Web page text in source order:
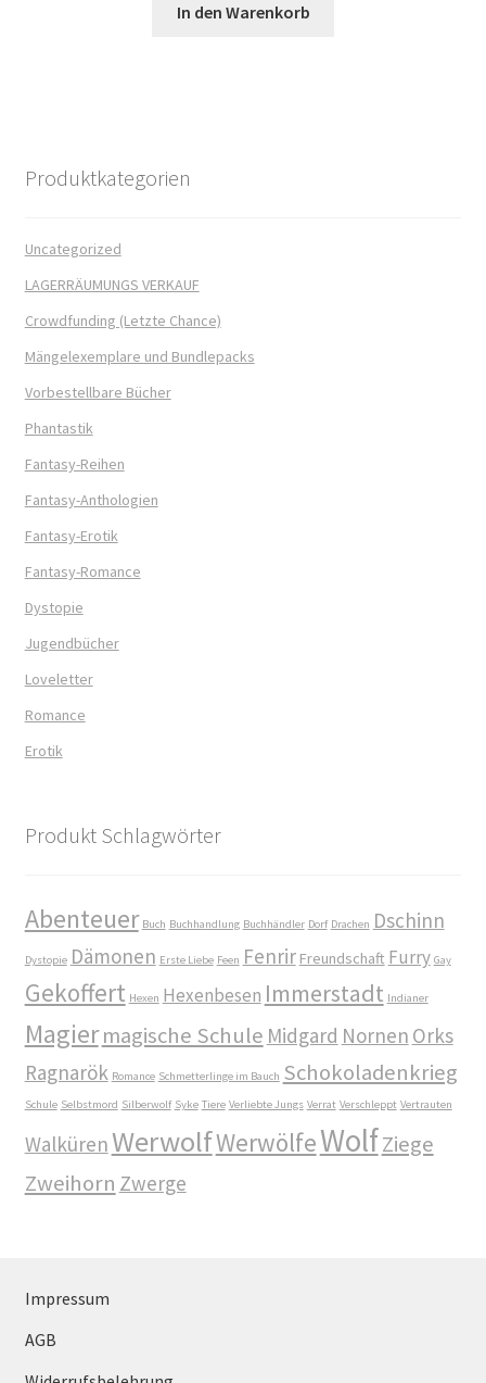
In den Warenkorb
Produktkategorien
Uncategorized
LAGERRÄUMUNGS VERKAUF
Crowdfunding (Letzte Chance)
Mängelexemplare und Bundlepacks
Vorbestellbare Bücher
Phantastik
Fantasy-Reihen
Fantasy-Anthologien
Fantasy-Erotik
Fantasy-Romance
Dystopie
Jugendbücher
Loveletter
Romance
Erotik
Produkt Schlagwörter
Abenteuer Buch Buchhandlung Buchhändler Dorf Drachen Dschinn
Dystopie Dämonen Erste Liebe Feen Fenrir Freundschaft Furry Gay
Gekoffert Hexen Hexenbesen Immerstadt Indianer
Magier magische Schule Midgard Nornen Orks
Ragnarök Romance Schmetterlinge im Bauch Schokoladenkrieg
Schule Selbstmord Silberwolf Syke Tiere Verliebte Jungs Verrat Verschleppt Vertrauten
WalkürenWerwolfWerwölfeWolfZiege
Zweihorn Zwerge
Impressum
AGB